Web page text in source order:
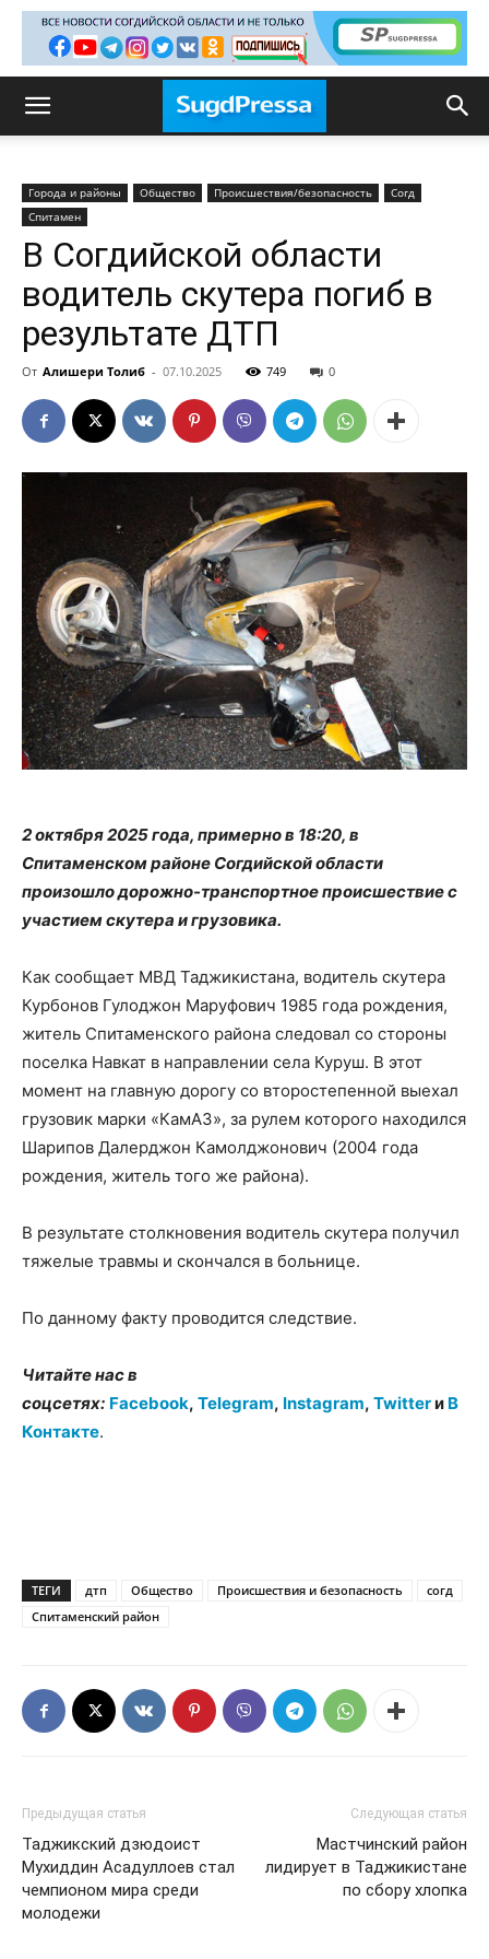
Города и районы Общество Происшествия/безопасность
Согд
Спитамен
В Согдийской области
водитель скутера погиб в
результате ДТП
От Алишери Толиб - 07.10.2025 749 0
2 октября 2025 года, примерно в 18:20, в
Спитаменском районе Согдийской области
произошло дорожно-транспортное происшествие с
участием скутера и грузовика.
Как сообщает МВД Таджикистана, водитель скутера
Курбонов Гулоджон Маруфович 1985 года рождения,
житель Спитаменского района следовал со стороны
поселка Навкат в направлении села Куруш. В этот
момент на главную дорогу со второстепенной выехал
грузовик марки «КамАЗ», за рулем которого находился
Шарипов Далерджон Камолджонович (2004 года
рождения, житель того же района).
В результате столкновения водитель скутера получил
тяжелые травмы и скончался в больнице.
По данному факту проводится следствие.
Читайте нас в
соцсетях: Facebook, Telegram, Instagram, Twitterи В
Контакте.
ТЕГИ дтп Общество Происшествия и безопасность
согд
Спитаменский район
Предыдущая статья
Таджикский дзюдоист
Мухиддин Асадуллоев стал
чемпионом мира среди
молодежи
Следующая статья
Мастчинский район
лидирует в Таджикистане
по сбору хлопка